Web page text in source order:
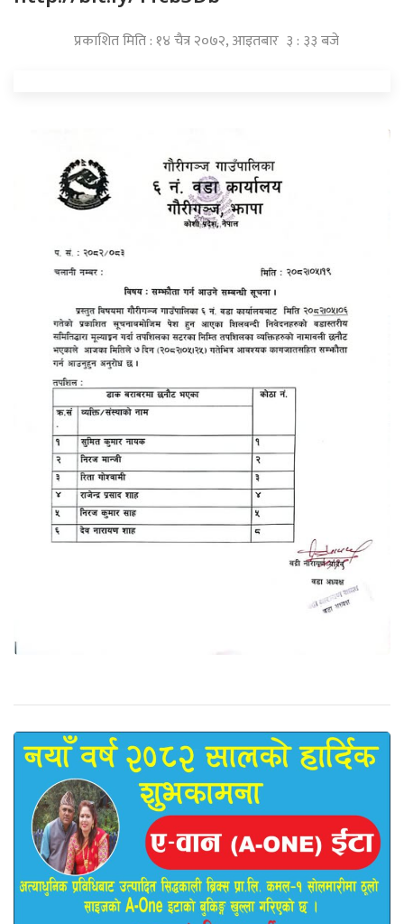
प्रकाशित मिति : १४ चैत्र २०७२, आइतबार ३ : ३३ बजे